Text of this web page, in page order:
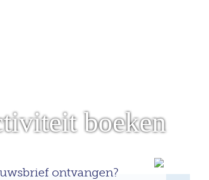
boeken
ontvangen?